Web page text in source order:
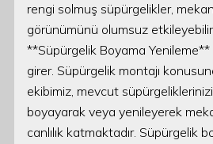
rengi solmuş süpürgelikler,
görünümünü olumsuz
**Süpürgelik Boyama
girer. Süpürgelik montajı
ekibimiz, mevcut
boyayarak veya yenileyerek
canlılık katmaktadır. Süpürgelik